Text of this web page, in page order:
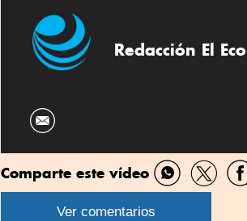
Redacción El
Comparte este vídeo
Compartir
por
por
Ver comentarios